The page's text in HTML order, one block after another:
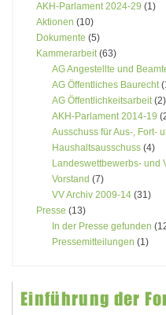
AKH-Parlament 2024-29 (1)
Aktionen (10)
Dokumente (5)
Kammerarbeit(63)
AG Angestellte und
AG Öffentliches Baurecht
AG Öffentlichkeitsarbeit(2)
AKH-Parlament 2014-19
Ausschuss für Aus-, Fort-
Haushaltsausschuss (4)
Landeswettbewerbs- und
Vorstand (7)
VV Archiv 2009-14 (31)
Presse (13)
In der Presse gefunden
Pressemitteilungen (1)
Einführung der